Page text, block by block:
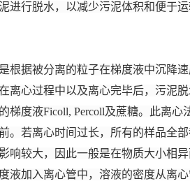
进行脱水，以减少污泥体积和便于
据被分离的粒子在梯度液中沉降速
离心过程中以及离心完毕后，污泥
梯度液Ficoll, Percoll及蔗糖。此离
。若离心时间过长，所有的样品全
响较大，因此一般是在物质大小相
液加入离心管中，溶液的密度从离